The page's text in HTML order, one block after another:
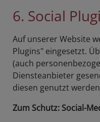
6. Social
Auf unserer Website
Plugins" eingesetzt.
(auch
Diensteanbieter
diesen genutzt
Zum Schutz: Social-